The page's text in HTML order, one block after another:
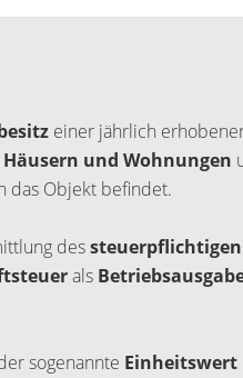
einer jährlich
und Wohnungen
das Objekt befindet.
des
als
sogenannte Einheitswert